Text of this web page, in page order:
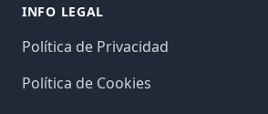
INFO LEGAL
Política de Privacidad
Política de Cookies